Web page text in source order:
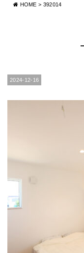
HOME > 392014
2024-12-16